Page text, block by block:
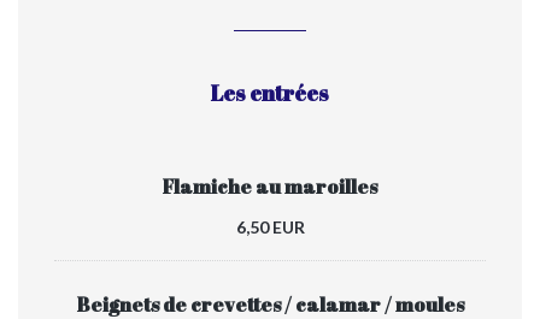
Les entrées
Flamiche au maroilles
6,50 EUR
Beignets de crevettes / calamar / moules